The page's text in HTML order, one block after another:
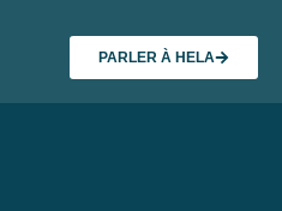
PARLER À HELA